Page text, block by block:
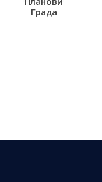
Града